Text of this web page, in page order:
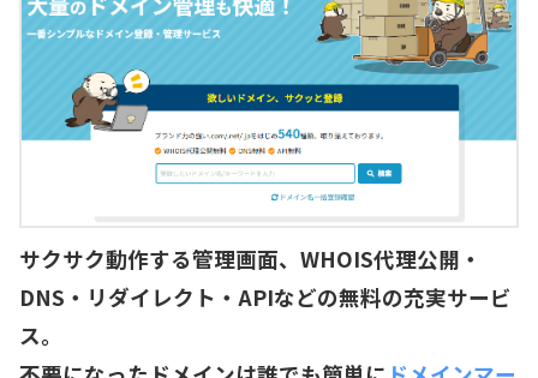
サクサク動作する管理画面、WHOIS代理公開・
DNS・リダイレクト・APIなどの無料の充実サービ
ス。